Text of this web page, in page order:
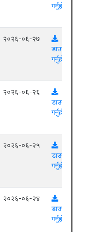
गर्नुहोस्
२०२६-०६-२७
डाउनलोड
गर्नुहोस्
२०२६-०६-२६
डाउनलोड
गर्नुहोस्
२०२६-०६-२५
डाउनलोड
गर्नुहोस्
२०२६-०६-२४
डाउनलोड
गर्नुहोस्